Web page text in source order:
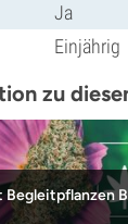
Ja
Einjährig
zu
Begleitpflanzen